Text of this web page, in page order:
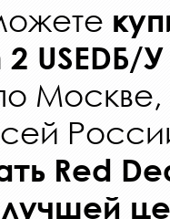
USEDБ/У
Red